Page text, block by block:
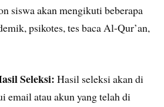
siswa akan mengikuti beberapa
psikotes, tes baca Al-Qur’an,
Seleksi: Hasil seleksi akan di
email atau akun yang telah di